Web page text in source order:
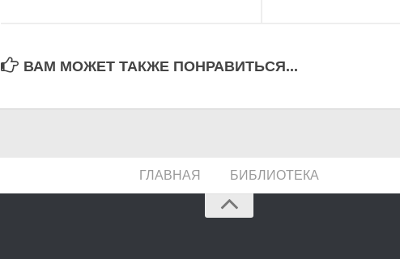
ВАМ МОЖЕТ ТАКЖЕ ПОНРАВИТЬСЯ...
ГЛАВНАЯ БИБЛИОТЕКА